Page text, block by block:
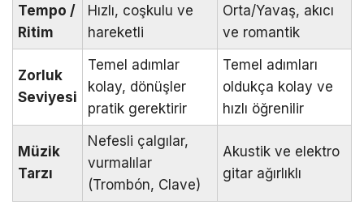
Tempo /
Ritim
Hızlı, coşkulu ve
hareketli
Orta/Yavaş, akıcı
ve romantik
Zorluk
Seviyesi
Temel adımlar
kolay, dönüşler
pratik gerektirir
Temel adımları
oldukça kolay ve
hızlı öğrenilir
Müzik
Tarzı
Nefesli çalgılar,
vurmalılar
(Trombón, Clave)
Akustik ve elektro
gitar ağırlıklı